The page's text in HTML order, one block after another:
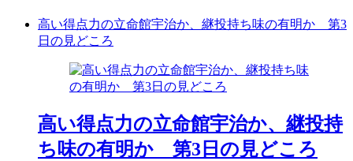
高い得点力の立命館宇治か、継投持ち味の有明か 第3
日の見どころ
高い得点力の立命館宇治か、継投持
ち味の有明か 第3日の見どころ